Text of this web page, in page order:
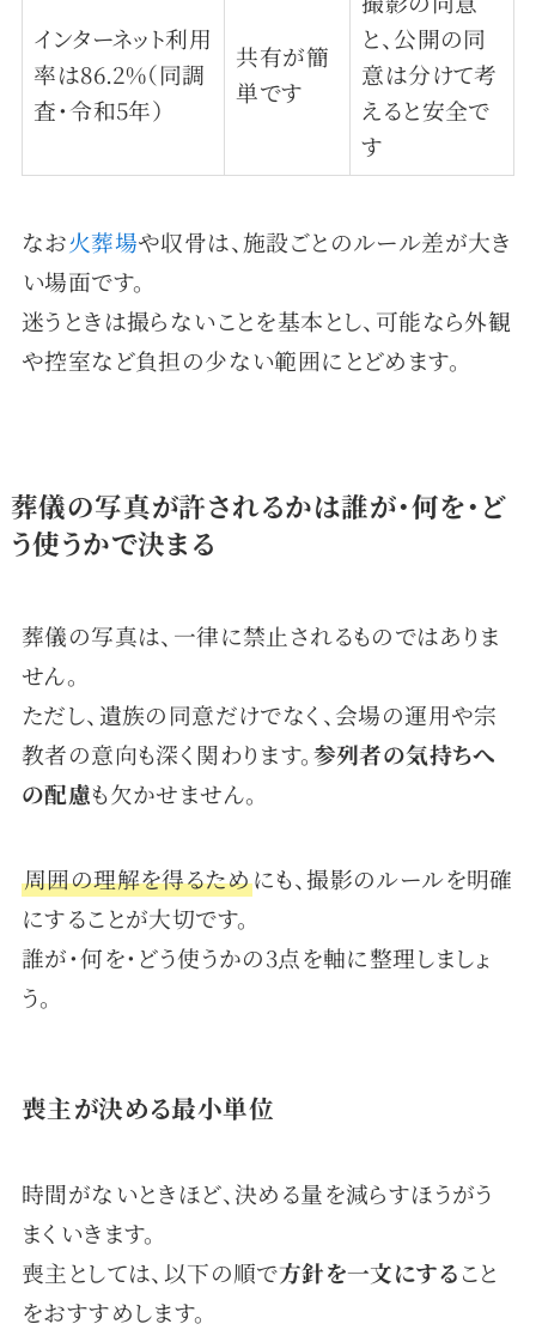
インターネット利用
率は86.2%（同調
査・令和5年）
共有が簡
単です
と、公開の同
意は分けて考
えると安全で
す
なお火葬場や収骨は、施設ごとのルール差が大き
い場面です。
迷うときは撮らないことを基本とし、可能なら外観
や控室など負担の少ない範囲にとどめます。
葬儀の写真が許されるかは誰が・何を・ど
う使うかで決まる
葬儀の写真は、一律に禁止されるものではありま
せん。
ただし、遺族の同意だけでなく、会場の運用や宗
教者の意向も深く関わります。参列者の気持ちへ
の配慮も欠かせません。
周囲の理解を得るためにも、撮影のルールを明確
にすることが大切です。
誰が・何を・どう使うかの3点を軸に整理しましょ
う。
喪主が決める最小単位
時間がないときほど、決める量を減らすほうがう
まくいきます。
喪主としては、以下の順で方針を一文にすること
をおすすめします。